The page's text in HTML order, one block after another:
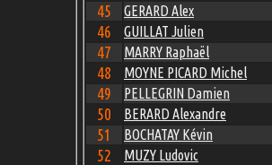
45 GERARD Alex
46 GUILLAT Julien
47 MARRY Raphaël
48 MOYNE PICARD Michel
49 PELLEGRIN Damien
50 BERARD Alexandre
51 BOCHATAY Kévin
52 MUZY Ludovic